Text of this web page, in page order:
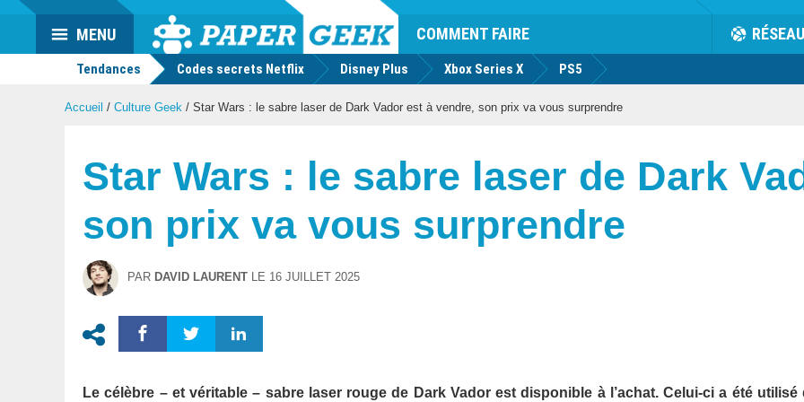
Actu
geek
COMMENT FAIRE RÉSEAU
MENU
Tendances Codes secrets Netflix Disney Plus Xbox Series X PS5
Accueil / Culture Geek / Star Wars : le sabre laser de Dark Vador est à vendre, son prix va vous surprendre
Star Wars : le sabre laser de Dark
son prix va vous surprendre
PAR DAVID LAURENT LE 16 JUILLET 2025
Le célèbre – et véritable – sabre laser rouge de Dark Vador est disponible à l’achat. Celui-ci a été utilisé